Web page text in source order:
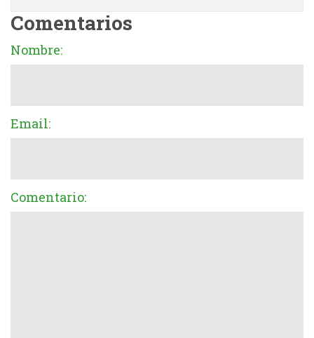
Comentarios
Nombre:
Email:
Comentario: